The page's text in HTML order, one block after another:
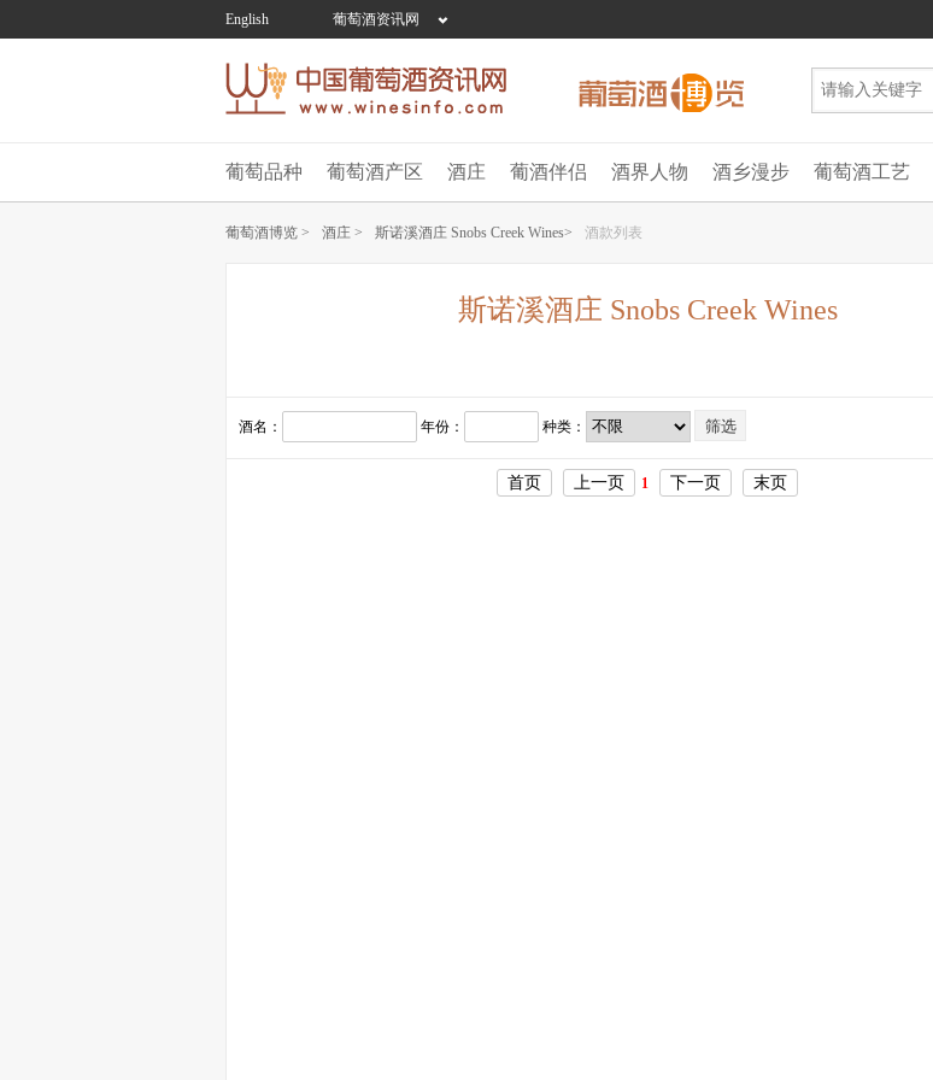
English 葡萄酒资讯网
葡萄品种 葡萄酒产区 酒庄 葡酒伴侣 酒界人物 酒乡漫步 葡萄酒工艺
葡萄酒博览 > 酒庄 > 斯诺溪酒庄 Snobs Creek Wines> 酒款列表
斯诺溪酒庄 Snobs Creek Wines
酒名： 年份： 种类：
首页 上一页 1 下一页 末页